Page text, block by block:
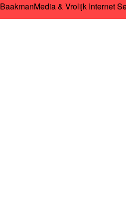
BaakmanMedia& Vrolijk Internet